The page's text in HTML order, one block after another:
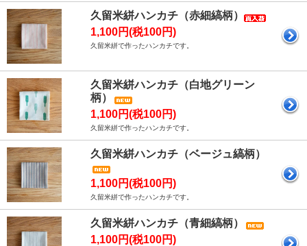
久留米絣ハンカチ（赤細縞柄）
1,100円(税100円)
久留米絣で作ったハンカチです。
久留米絣ハンカチ（白地グリーン
柄）
1,100円(税100円)
久留米絣で作ったハンカチです。
久留米絣ハンカチ（ベージュ縞柄）
1,100円(税100円)
久留米絣で作ったハンカチです。
久留米絣ハンカチ（青細縞柄）
1,100円(税100円)